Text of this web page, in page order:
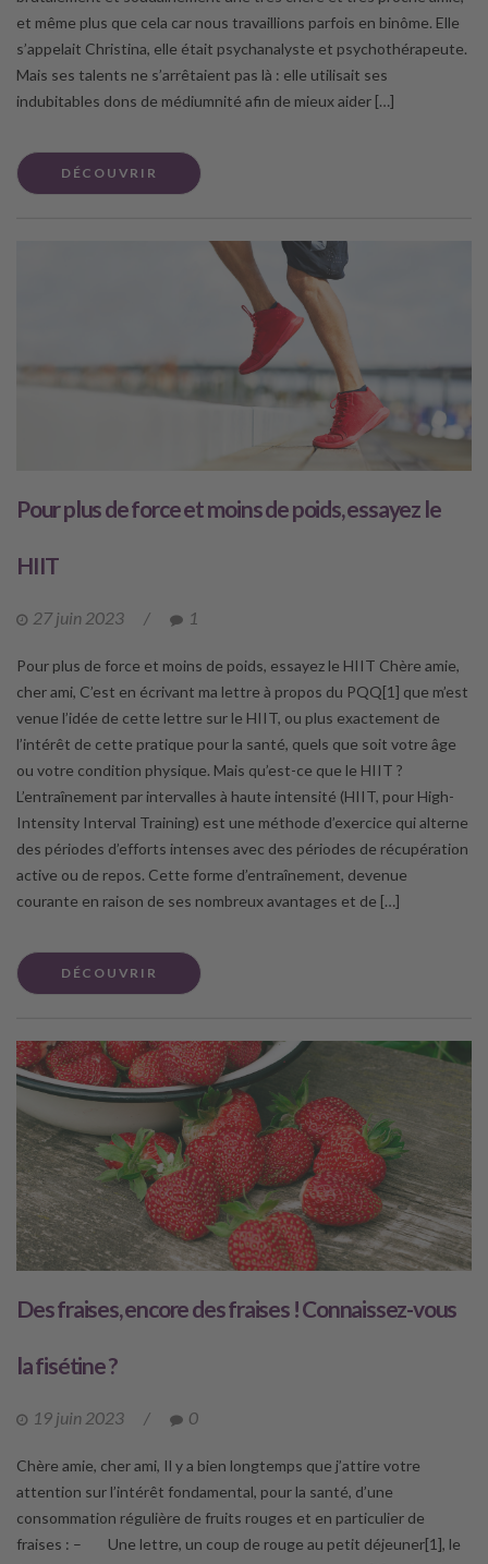
et même plus que cela car nous travaillions parfois en binôme. Elle
s’appelait Christina, elle était psychanalyste et psychothérapeute.
Mais ses talents ne s’arrêtaient pas là : elle utilisait ses
indubitables dons de médiumnité afin de mieux aider […]
DÉCOUVRIR
Pour plus de force et moins de poids, essayez le
HIIT
27 juin 2023 / 1
Pour plus de force et moins de poids, essayez le HIIT Chère amie,
cher ami, C’est en écrivant ma lettre à propos du PQQ[1] que m’est
venue l’idée de cette lettre sur le HIIT, ou plus exactement de
l’intérêt de cette pratique pour la santé, quels que soit votre âge
ou votre condition physique. Mais qu’est-ce que le HIIT ?
L’entraînement par intervalles à haute intensité (HIIT, pour High-
Intensity Interval Training) est une méthode d’exercice qui alterne
des périodes d’efforts intenses avec des périodes de récupération
active ou de repos. Cette forme d’entraînement, devenue
courante en raison de ses nombreux avantages et de […]
DÉCOUVRIR
Des fraises, encore des fraises ! Connaissez-vous
la fisétine ?
19 juin 2023 / 0
Chère amie, cher ami, Il y a bien longtemps que j’attire votre
attention sur l’intérêt fondamental, pour la santé, d’une
consommation régulière de fruits rouges et en particulier de
fraises : – Une lettre, un coup de rouge au petit déjeuner[1], le